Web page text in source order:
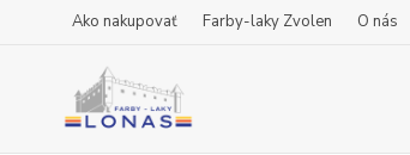
Ako nakupovať Farby-laky Zvolen O nás